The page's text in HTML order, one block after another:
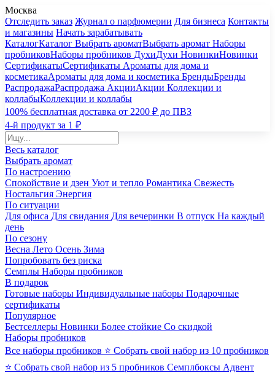
Москва
Отследить заказ Журнал о парфюмерии Для бизнеса Контакты
и магазины Начать зарабатывать
КаталогКаталог Выбрать ароматВыбрать аромат Наборы
пробниковНаборы пробников ДухиДухи НовинкиНовинки
СертификатыСертификаты Ароматы для дома и
косметикаАроматы для дома и косметика БрендыБренды
РаспродажаРаспродажа АкцииАкции Коллекции и
коллабыКоллекции и коллабы
100% бесплатная доставка от 2200 ₽ до ПВЗ
4-й продукт за 1 ₽
Весь каталог
Выбрать аромат
По настроению
Спокойствие и дзен Уют и тепло Романтика Свежесть
Ностальгия Энергия
По ситуации
Для офиса Для свидания Для вечеринки В отпуск На каждый
день
По сезону
Весна Лето Осень Зима
Попробовать без риска
Семплы Наборы пробников
В подарок
Готовые наборы Индивидуальные наборы Подарочные
сертификаты
Популярное
Бестселлеры Новинки Более стойкие Со скидкой
Наборы пробников
Все наборы пробников ⭐ Собрать свой набор из 10 пробников
⭐ Собрать свой набор из 5 пробников Семплбоксы Адвент